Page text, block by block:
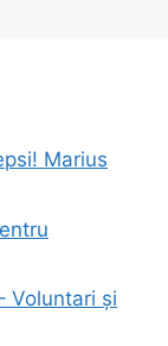
Marius
Voluntari și